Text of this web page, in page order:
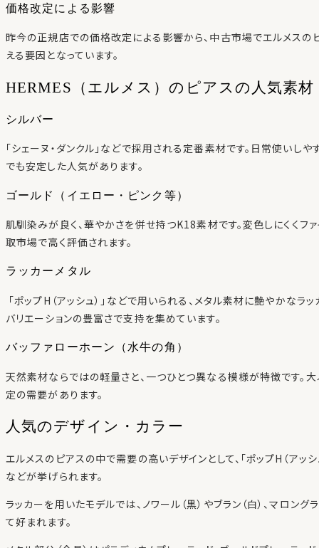
価格改定による影響
昨今の正規店での価格改定による影響から、中古市場でエルメスの
える要因となっています。
HERMES（エルメス）のピアスの人気素材
シルバー
「シェーヌ・ダンクル」などで採用される定番素材です。日常使いし
でも安定した人気があります。
ゴールド（イエロー・ピンク等）
肌馴染みが良く、華やかさを併せ持つK18素材です。変色しにくくフ
取市場で高く評価されます。
ラッカーメタル
「ポップH（アッシュ）」などで用いられる、メタル素材に艶やかな
バリエーションの豊富さで支持を集めています。
バッファローホーン（水牛の角）
天然素材ならではの軽量さと、一つひとつ異なる模様が特徴です。
定の需要があります。
人気のデザイン・カラー
エルメスのピアスの中で需要の高いデザインとして、「ポップH（アッシュ
などが挙げられます。
ラッカーを用いたモデルでは、ノワール（黒）やブラン（白）、マロン
て好まれます。